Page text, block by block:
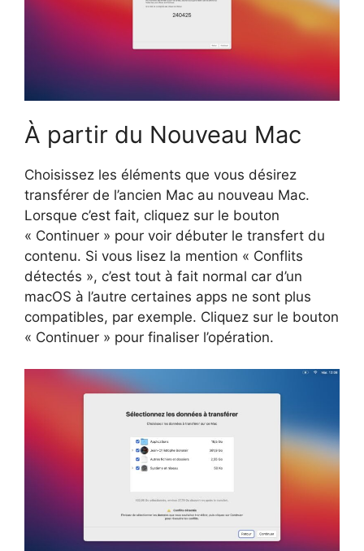
À partir du Nouveau Mac
Choisissez les éléments que vous désirez
transférer de l’ancien Mac au nouveau Mac.
Lorsque c’est fait, cliquez sur le bouton
« Continuer » pour voir débuter le transfert du
contenu. Si vous lisez la mention « Conflits
détectés », c’est tout à fait normal car d’un
macOS à l’autre certaines apps ne sont plus
compatibles, par exemple. Cliquez sur le bouton
« Continuer » pour finaliser l’opération.